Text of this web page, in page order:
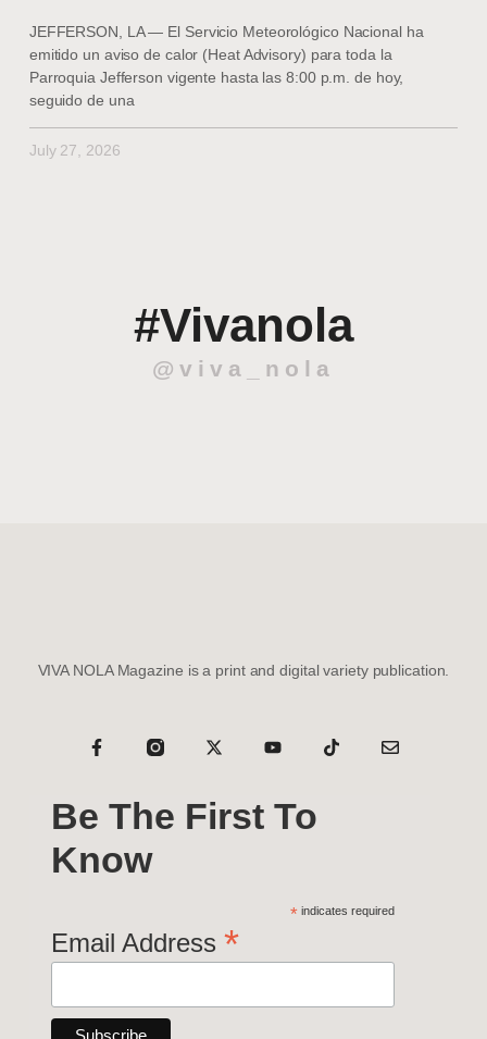
JEFFERSON, LA — El Servicio Meteorológico Nacional ha
emitido un aviso de calor (Heat Advisory) para toda la
Parroquia Jefferson vigente hasta las 8:00 p.m. de hoy,
seguido de una
July 27, 2026
#Vivanola
@viva_nola
VIVA NOLA Magazine is a print and digital variety publication.
Be The First To
Know
* indicates required
Email Address *